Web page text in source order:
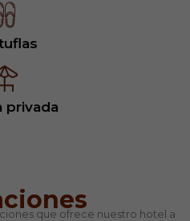
privada
que ofrece nuestro hotel a